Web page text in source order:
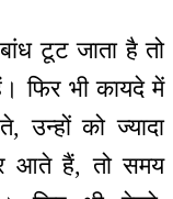
टूट जाता है तो
फिर भी कायदे में
उन्हों को ज्यादा
आते हैं, तो समय